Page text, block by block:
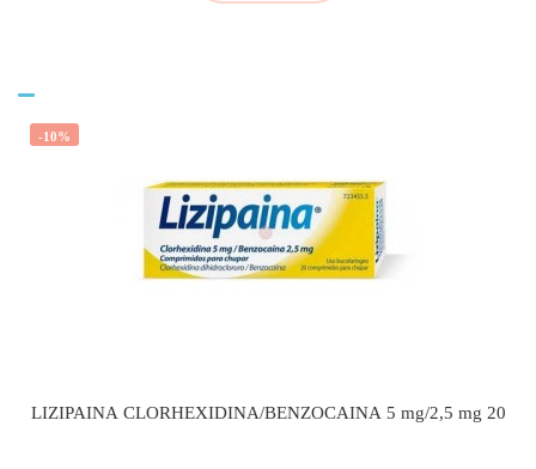
-10%
LIZIPAINA CLORHEXIDINA/BENZOCAINA 5 mg/2,5 mg 20